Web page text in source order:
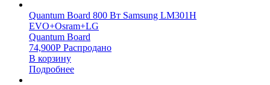
Quantum Board 800 Вт Samsung LM301H
EVO+Osram+LG
Quantum Board
74,900Р Распродано
В корзину
Подробнее